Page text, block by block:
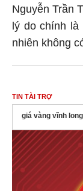
Nguyễn Trần
lý do chính là
nhiên không
TIN TÀI TRỢ
giá vàng vĩnh